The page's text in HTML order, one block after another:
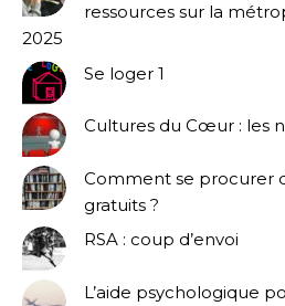
ressources sur la
2025
Se loger 1
Cultures du Cœur : les
Comment se procurer
gratuits ?
RSA : coup d’envoi
L’aide psychologique